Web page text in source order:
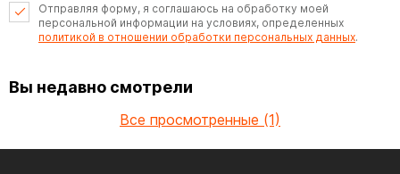
Отправляя форму, я соглашаюсь на обработку моей
персональной информации на условиях, определенных
политикой в отношении обработки персональных данных.
Вы недавно смотрели
Все просмотренные (1)